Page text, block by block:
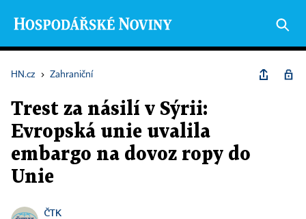
HN.cz › Zahraniční
Trest za násilí v Sýrii:
Evropská unie uvalila
embargo na dovoz ropy do
Unie
ČTK